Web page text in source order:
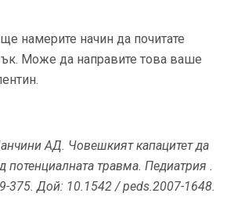
намерите начин да почитате
Може да направите това ваше
АД. Човешкият капацитет да
потенциалната травма. Педиатрия .
375. Дой: 10.1542 / peds.2007-1648.